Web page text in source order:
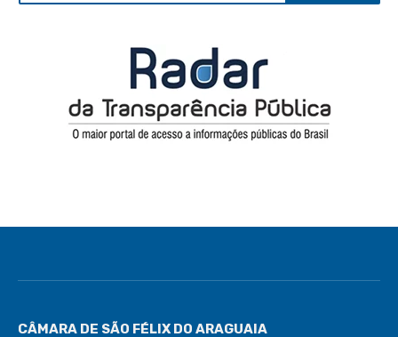
CÂMARA DE SÃO FÉLIX DO ARAGUAIA